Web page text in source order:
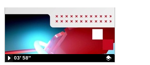
03′ 58″